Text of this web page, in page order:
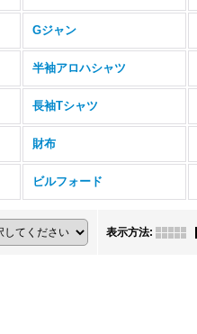
Gジャン
半袖アロハシャツ
長袖Tシャツ
財布
ビルフォード
表示方法: